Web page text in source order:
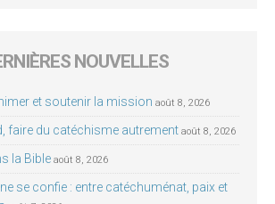
NOUVELLES
et soutenir la mission août 8, 2026
faire du catéchisme autrement août 8, 2026
la Bible août 8, 2026
se confie : entre catéchuménat, paix et